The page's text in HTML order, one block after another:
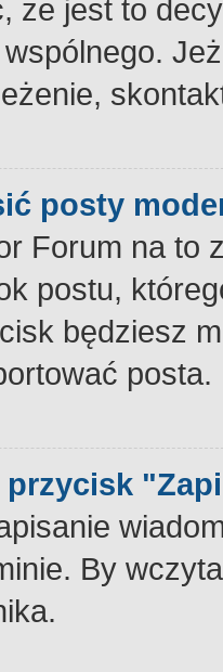
że jest to
posty
Forum na to
postu,
będziesz
posta.
przycisk
By